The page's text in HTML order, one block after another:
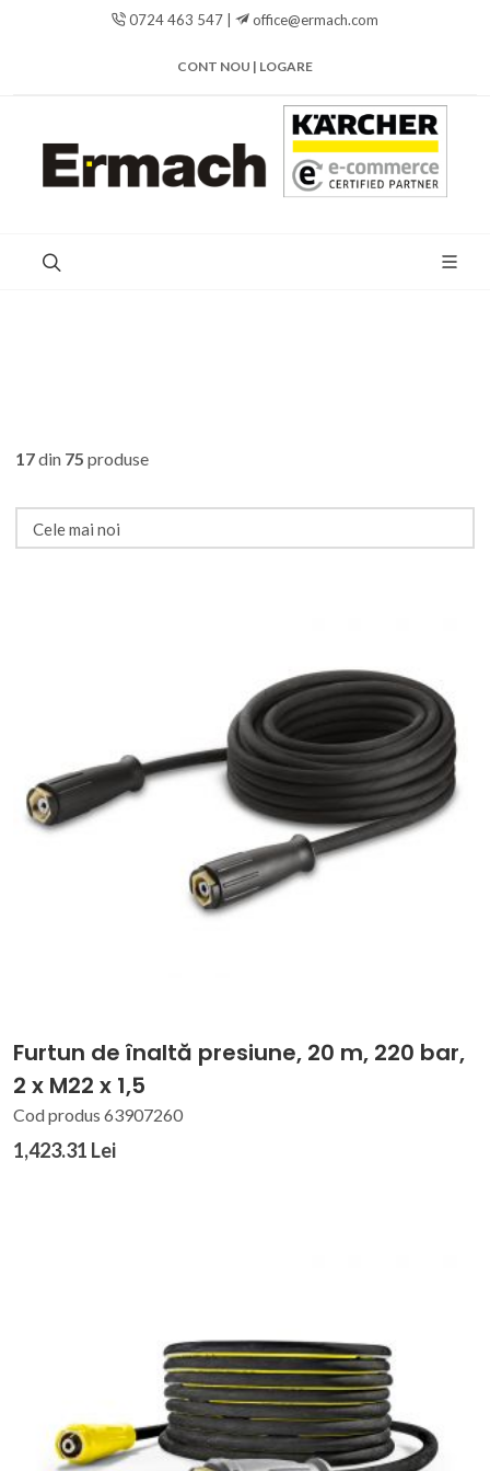
0724 463 547 | office@ermach.com
CONT NOU | LOGARE
17din 75 produse
Furtun de înaltă presiune, 20 m, 220 bar,
2 x M22 x 1,5
Cod produs 63907260
1,423.31 Lei